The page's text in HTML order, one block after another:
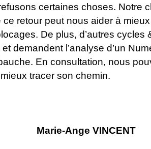
certaines choses. Notre
ce retour peut nous aider à
De plus, d’autres cycles
et demandent l’analyse d’un
En consultation, nous
tracer son chemin.
Marie-Ange VINCENT